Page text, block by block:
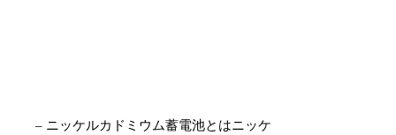
– ニッケルカドミウム蓄電池とはニッケ